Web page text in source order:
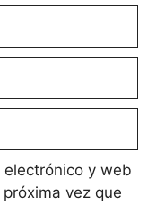
y web
vez que